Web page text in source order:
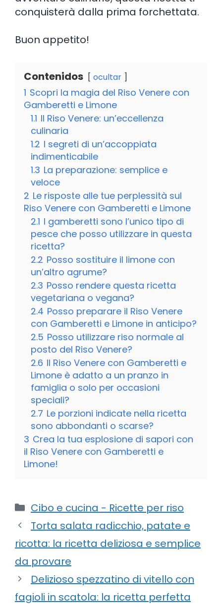
conquisterà dalla prima forchettata.
Buon appetito!
Contenidos ocultar
1 Scopri la magia del Riso Venere con
Gamberetti e Limone
1.1 Il Riso Venere: un’eccellenza
culinaria
1.2 I segreti di un’accoppiata
indimenticabile
1.3 La preparazione: semplice e
veloce
2 Le risposte alle tue perplessità sul
Riso Venere con Gamberetti e Limone
2.1 I gamberetti sono l’unico tipo di
pesce che posso utilizzare in questa
ricetta?
2.2 Posso sostituire il limone con
un’altro agrume?
2.3 Posso rendere questa ricetta
vegetariana o vegana?
2.4 Posso preparare il Riso Venere
con Gamberetti e Limone in anticipo?
2.5 Posso utilizzare riso normale al
posto del Riso Venere?
2.6 Il Riso Venere con Gamberetti e
Limone è adatto a un pranzo in
famiglia o solo per occasioni
speciali?
2.7 Le porzioni indicate nella ricetta
sono abbondanti o scarse?
3 Crea la tua esplosione di sapori con
il Riso Venere con Gamberetti e
Limone!
Categorie
Cibo e cucina - Ricette per riso
Torta salata radicchio, patate e
ricotta: la ricetta deliziosa e semplice
da provare
Delizioso spezzatino di vitello con
fagioli in scatola: la ricetta perfetta